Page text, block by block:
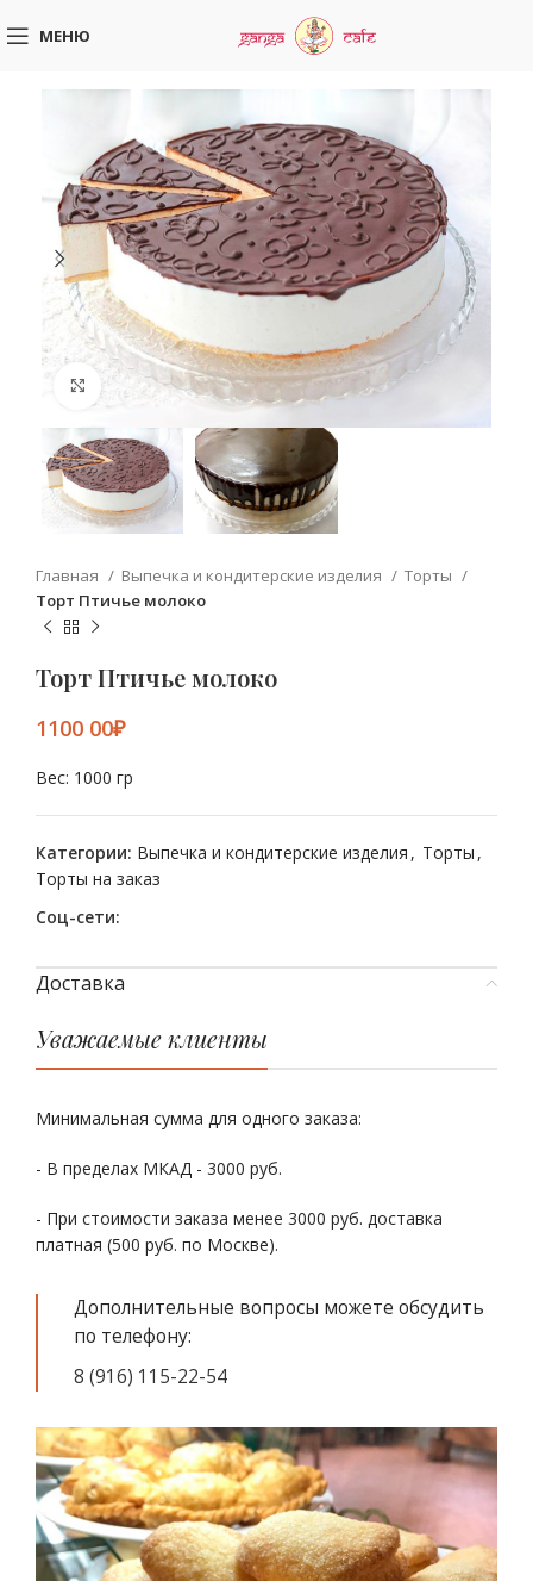
МЕНЮ
Увеличить
Главная Выпечка и кондитерские изделия
Торты
Торт Птичье молоко
Торт Птичье молоко
₽
Вес: 1000 гр
Категории: Выпечка и кондитерские изделия , Торты ,
Торты на заказ
Соц-сети:
Доставка
Уважаемые клиенты
Минимальная сумма для одного заказа:
- В пределах МКАД - 3000 руб.
- При стоимости заказа менее 3000 руб. доставка
платная (500 руб. по Москве).
Дополнительные вопросы можете обсудить
по телефону:
8 (916) 115-22-54